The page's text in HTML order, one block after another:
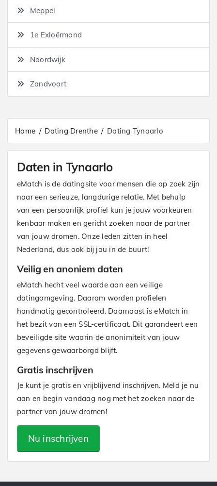
Meppel
1e Exloërmond
Noordwijk
Zandvoort
Home Dating Drenthe Dating Tynaarlo
Daten in Tynaarlo
eMatch is de datingsite voor mensen die op zoek zijn
naar een serieuze, langdurige relatie. Met behulp
van een persoonlijk profiel kun je jouw voorkeuren
kenbaar maken en gericht zoeken naar de partner
van jouw dromen. Onze leden zitten in heel
Nederland, dus ook bij jou in de buurt!
Veilig en anoniem daten
eMatch hecht veel waarde aan een veilige
datingomgeving. Daarom worden profielen
handmatig gecontroleerd. Daarnaast is eMatch in
het bezit van een SSL-certificaat. Dit garandeert een
beveiligde site waarin de anonimiteit van jouw
gegevens gewaarborgd blijft.
Gratis inschrijven
Je kunt je gratis en vrijblijvend inschrijven. Meld je nu
aan en begin vandaag nog met het zoeken naar de
partner van jouw dromen!
Nu inschrijven